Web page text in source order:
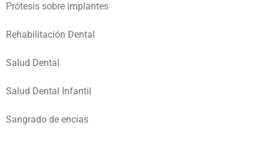
Prótesis sobre implantes
Rehabilitación Dental
Salud Dental
Salud Dental Infantil
Sangrado de encías